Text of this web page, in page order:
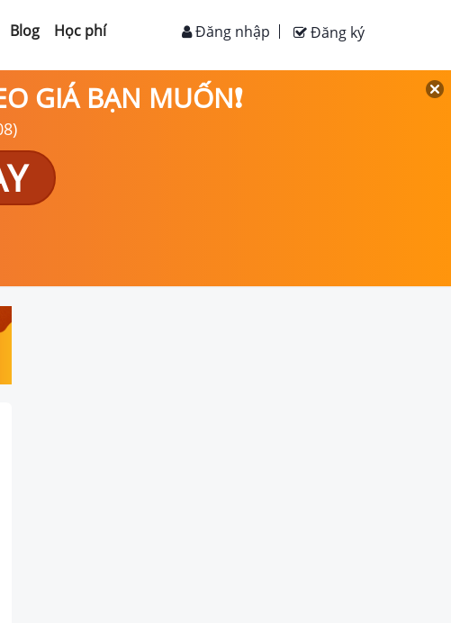
Blog Học phí Đăng ký
Đăng nhập
GIÁ BẠN MUỐN❗